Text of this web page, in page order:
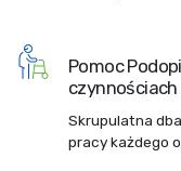
Pomoc
Skrupulatna
pracy każdego